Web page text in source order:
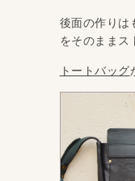
後面の作りは
をそのままス
トートバッグ